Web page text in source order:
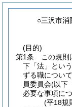
○三沢市消
(目的)
第1条
この規則
下「法」とい
ずる職につい
員委員会(以下
必要な事項に
(平18規